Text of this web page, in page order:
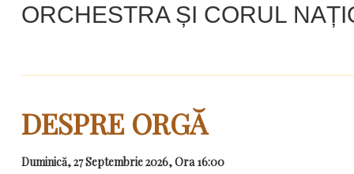
ORCHESTRA ȘI CORUL
DESPRE ORGĂ
Duminică, 27 Septembrie 2026, Ora 16:00